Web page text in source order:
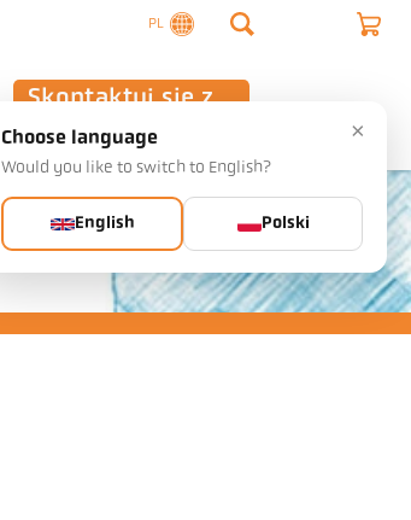
PL
Skontaktuj się z
nami
×
Choose language
Would you like to switch to English?
English Polski